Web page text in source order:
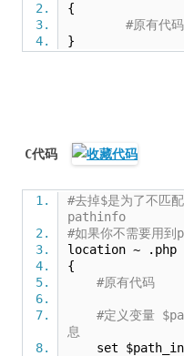
{
#原有代码
}
C代码
#去掉$是为了不匹
pathinfo
#如果你不需要用到
location ~ .php
{
#原有代码
#定义变量
息
set